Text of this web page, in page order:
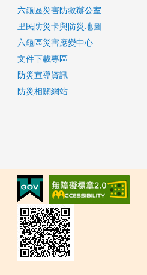
六龜區災害防救辦公室
里民防災卡與防災地圖
六龜區災害應變中心
文件下載專區
防災宣導資訊
防災相關網站